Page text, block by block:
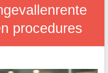
procedures